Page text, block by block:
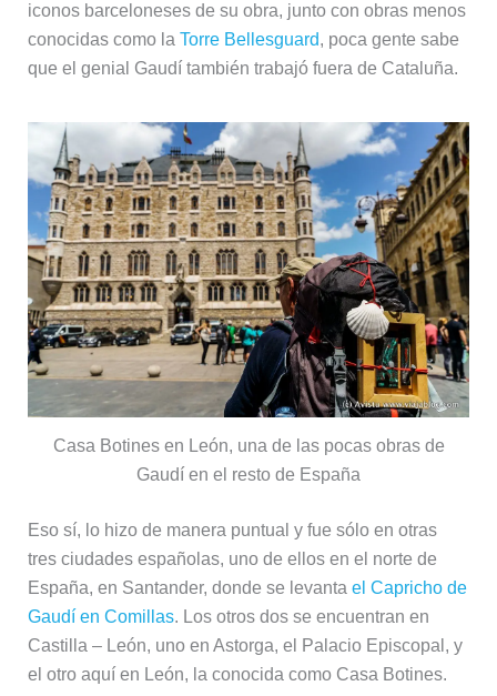
iconos barceloneses de su obra, junto con obras menos
conocidas como la Torre Bellesguard, poca gente sabe
que el genial Gaudí también trabajó fuera de Cataluña.
Casa Botines en León, una de las pocas obras de
Gaudí en el resto de España
Eso sí, lo hizo de manera puntual y fue sólo en otras
tres ciudades españolas, uno de ellos en el norte de
España, en Santander, donde se levanta el Capricho de
Gaudí en Comillas. Los otros dos se encuentran en
Castilla – León, uno en Astorga, el Palacio Episcopal, y
el otro aquí en León, la conocida como Casa Botines.